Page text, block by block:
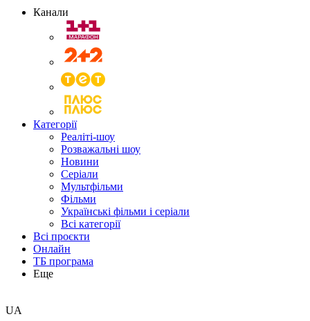
Канали
Категорії
Реаліті-шоу
Розважальні шоу
Новини
Серіали
Мультфільми
Фільми
Українські фільми і серіали
Всі категорії
Всі проєкти
Онлайн
ТБ програма
Еще
UA